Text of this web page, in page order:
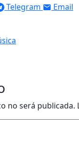
Telegram Email
no será publicada.